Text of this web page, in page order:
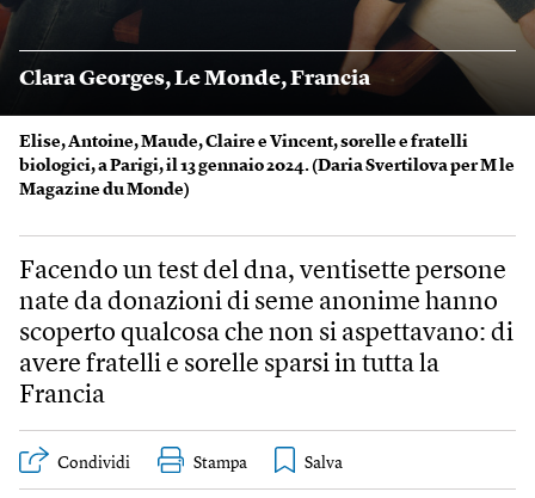
Elise, Antoine, Maude, Claire e Vincent, sorelle e fratelli
biologici, a Parigi, il 13 gennaio 2024. (Daria Svertilova per M le
Magazine du Monde)
Clara Georges,Le Monde,Francia
Facendo un test del dna, ventisette persone
nate da donazioni di seme anonime hanno
scoperto qualcosa che non si aspettavano: di
avere fratelli e sorelle sparsi in tutta la
Francia
Condividi Stampa